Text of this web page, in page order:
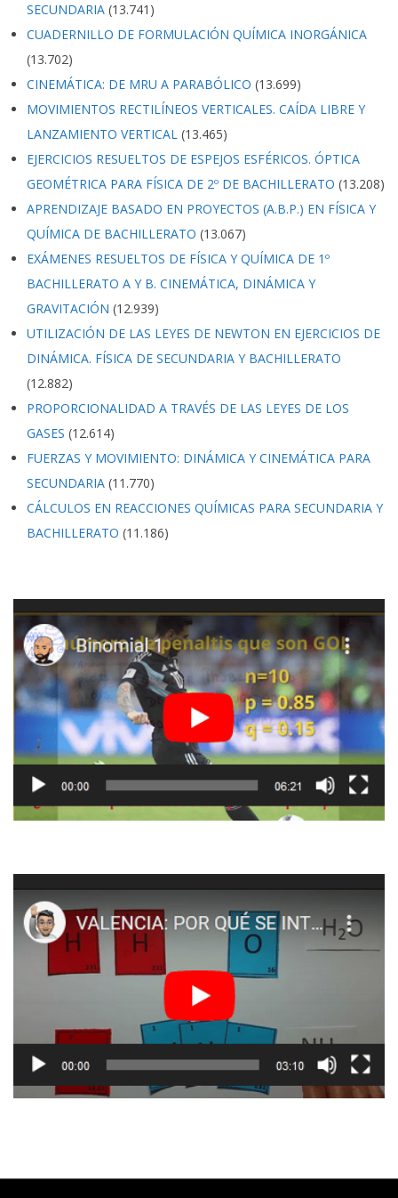
SECUNDARIA (13.741)
CUADERNILLO DE FORMULACIÓN QUÍMICA INORGÁNICA
(13.702)
CINEMÁTICA: DE MRU A PARABÓLICO (13.699)
MOVIMIENTOS RECTILÍNEOS VERTICALES. CAÍDA LIBRE Y
LANZAMIENTO VERTICAL (13.465)
EJERCICIOS RESUELTOS DE ESPEJOS ESFÉRICOS. ÓPTICA
GEOMÉTRICA PARA FÍSICA DE 2º DE BACHILLERATO (13.208)
APRENDIZAJE BASADO EN PROYECTOS (A.B.P.) EN FÍSICA Y
QUÍMICA DE BACHILLERATO (13.067)
EXÁMENES RESUELTOS DE FÍSICA Y QUÍMICA DE 1º
BACHILLERATO A Y B. CINEMÁTICA, DINÁMICA Y
GRAVITACIÓN (12.939)
UTILIZACIÓN DE LAS LEYES DE NEWTON EN EJERCICIOS DE
DINÁMICA. FÍSICA DE SECUNDARIA Y BACHILLERATO
(12.882)
PROPORCIONALIDAD A TRAVÉS DE LAS LEYES DE LOS
GASES (12.614)
FUERZAS Y MOVIMIENTO: DINÁMICA Y CINEMÁTICA PARA
SECUNDARIA (11.770)
CÁLCULOS EN REACCIONES QUÍMICAS PARA SECUNDARIA Y
BACHILLERATO (11.186)